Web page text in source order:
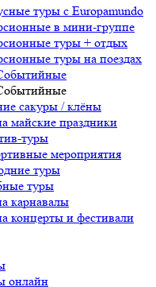
туры с Europamundo
в мини-группе
туры + отдых
туры на поездах
сакуры / клёны
майские праздники
туры
мероприятия
туры
туры
карнавалы
концерты и фестивали
онлайн